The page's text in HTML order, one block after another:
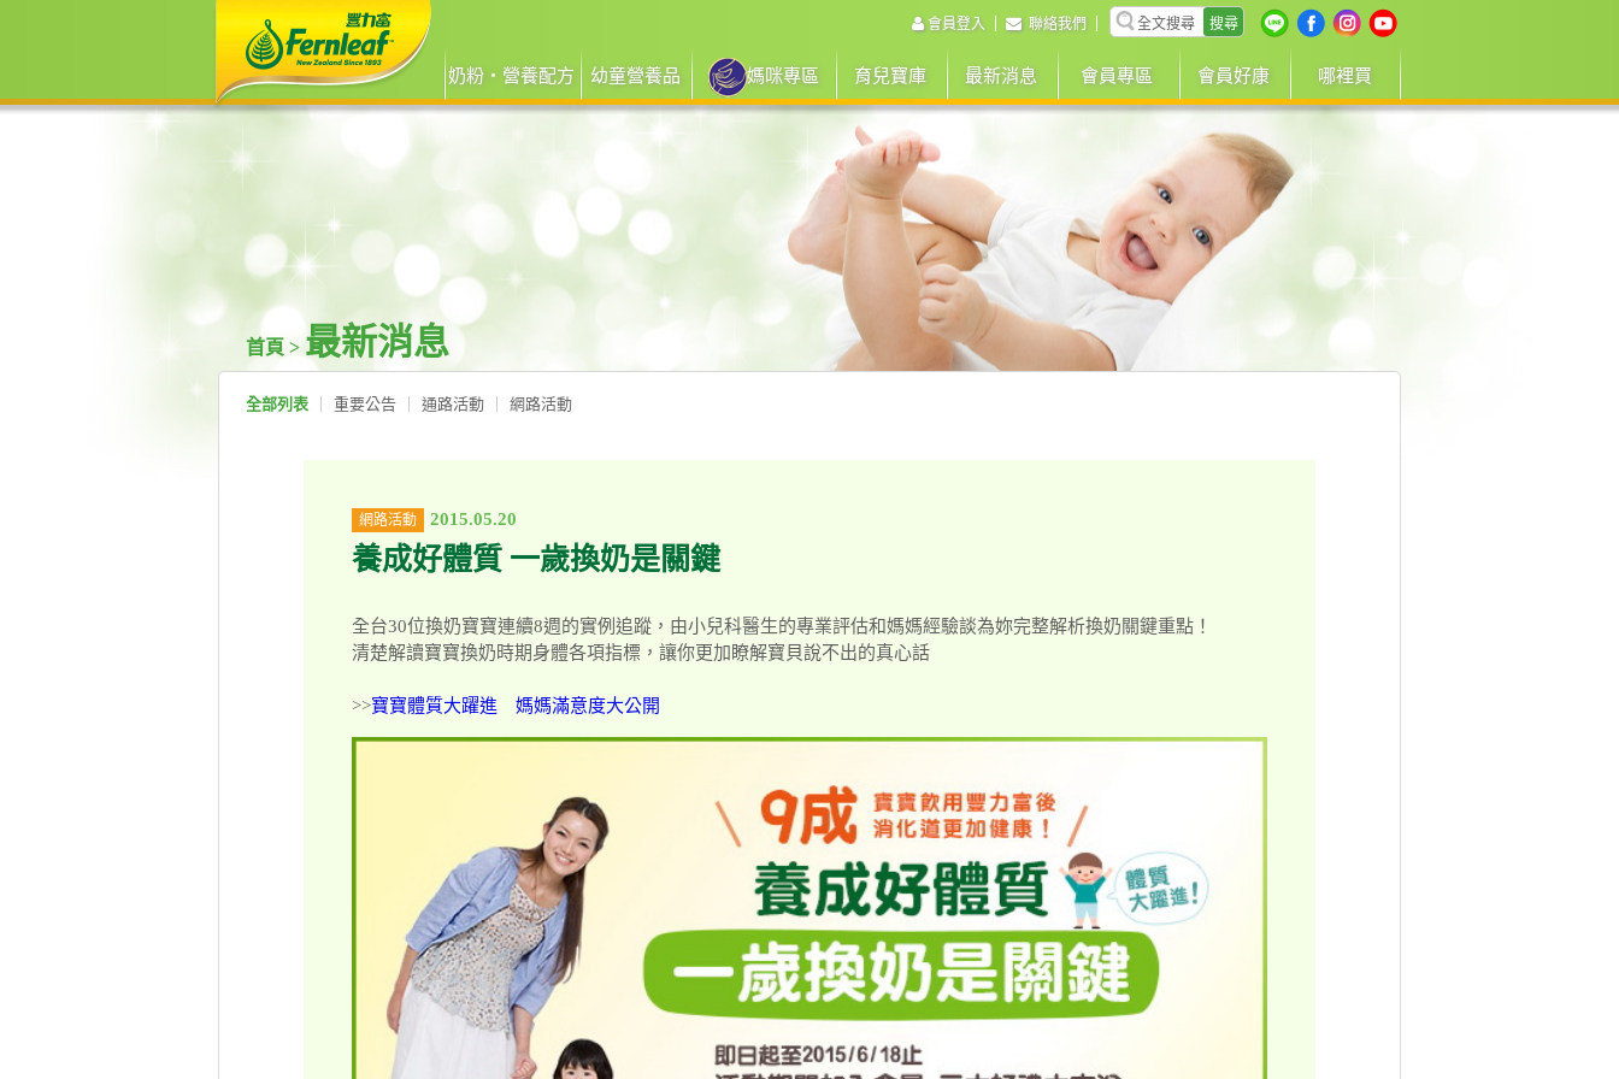
會員登入 聯絡我們 搜尋
奶粉‧營養配方 幼童營養品 媽咪專區 育兒寶庫 最新消息 會員專區 會員好康 哪裡買
首頁 > 最新消息
全部列表 重要公告 通路活動 網路活動
網路活動 2015.05.20
養成好體質 一歲換奶是關鍵
全台30位換奶寶寶連續8週的實例追蹤，由小兒科醫生的專業評估和媽媽經驗談為妳完整解析換奶關鍵重點！
清楚解讀寶寶換奶時期身體各項指標，讓你更加瞭解寶貝說不出的真心話
>>寶寶體質大躍進 媽媽滿意度大公開